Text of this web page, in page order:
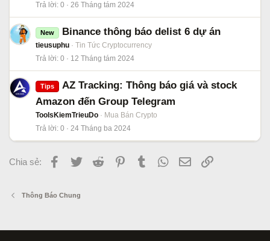
Trả lời 0 26 Tháng tám 2024
New Binance thông báo delist 6 dự án
tieusuphu
Tin Tức Cryptocurrency
Trả lời 0 12 Tháng tám 2024
Tips
AZ Tracking: Thông báo giá và stock
Amazon đến Group Telegram
ToolsKiemTrieuDo
Mua Bán Crypto
Trả lời 0 24 Tháng ba 2024
Chia sẻ: Facebook
Twitter Reddit PinterestTumblr WhatsApp
Email
Thông Báo Chung